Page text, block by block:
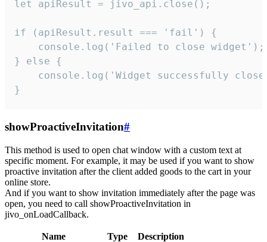
let apiResult = jivo_api.close();
if (apiResult.result === 'fail') {
    console.log('Failed to close widget');
} else {
console.log('Widget successfully
}
showProactiveInvitation#
This method is used to open chat window with a custom text at
specific moment. For example, it may be used if you want to show
proactive invitation after the client added goods to the cart in your
online store.
And if you want to show invitation immediately after the page was
open, you need to call showProactiveInvitation in
jivo_onLoadCallback.
Name Type
Description